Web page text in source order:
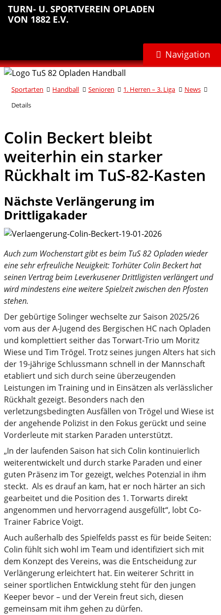
Sprungmarken
Inhalt
anspringen
Hauptnavigation
anspringen
Abteilungsnavigation
anspringen
Fußbereich
anspringen
TURN- U. SPORTVEREIN OPLADEN
VON 1882 E.V.
Navigation
Sportarten Handball Senioren 1. Herren – 3. Liga
News
Details
Colin Beckert bleibt
weiterhin ein starker
Rückhalt im TuS-82-Kasten
Nächste Verlängerung im
Drittligakader
Auch zum Wochenstart gibt es beim TuS 82 Opladen wieder
eine sehr erfreuliche Neuigkeit: Torhüter Colin Beckert hat
seinen Vertrag beim Leverkusener Drittligisten verlängert und
wird mindestens eine weitere Spielzeit zwischen den Pfosten
stehen.
Der gebürtige Solinger wechselte zur Saison 2025/26
vom aus der A-Jugend des Bergischen HC nach Opladen
und komplettiert seither das Torwart-Trio um Moritz
Wiese und Tim Trögel. Trotz seines jungen Alters hat sich
der 19-jährige Schlussmann schnell in der Mannschaft
etabliert und sich durch seine überzeugenden
Leistungen im Training und in Einsätzen als verlässlicher
Rückhalt gezeigt. Besonders nach den
verletzungsbedingten Ausfällen von Trögel und Wiese ist
der angehende Polizist in den Fokus gerückt und seine
Vorderleute mit starken Paraden unterstützt.
„In der laufenden Saison hat sich Colin kontinuierlich
weiterentwickelt und durch starke Paraden und einer
guten Präsenz im Tor gezeigt, welches Potenzial in ihm
steckt. Als es drauf an kam, hat er noch härter an sich
gearbeitet und die Position des 1. Torwarts direkt
angenommen und hervorragend ausgefüllt“, lobt Co-
Trainer Fabrice Voigt.
Auch außerhalb des Spielfelds passt es für beide Seiten:
Colin fühlt sich wohl im Team und identifiziert sich mit
dem Konzept des Vereins, was die Entscheidung zur
Verlängerung erleichtert hat. Ein weiterer Schritt in
seiner sportlichen Entwicklung steht für den jungen
Keeper bevor – und der Verein freut sich, diesen
gemeinsam mit ihm gehen zu dürfen.